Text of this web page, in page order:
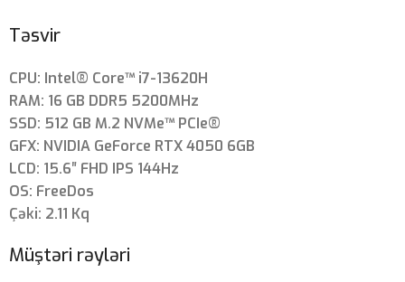
Təsvir
CPU: Intel® Core™ i7-13620H
RAM: 16 GB DDR5 5200MHz
SSD: 512 GB M.2 NVMe™ PCIe®
GFX: NVIDIA GeForce RTX 4050 6GB
LCD: 15.6″ FHD IPS 144Hz
OS: FreeDos
Çəki: 2.11 Kq
Müştəri rəyləri